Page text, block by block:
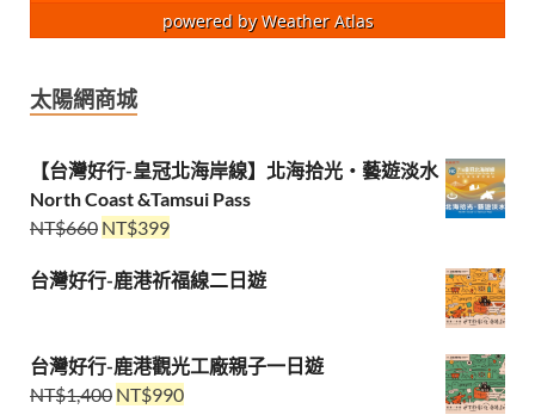
powered byWeather Atlas
太陽網商城
【台灣好行-皇冠北海岸線】北海拾光・藝遊淡水
North Coast &Tamsui Pass
NT$660 NT$399
台灣好行-鹿港祈福線二日遊
台灣好行-鹿港觀光工廠親子一日遊
NT$1,400 NT$990